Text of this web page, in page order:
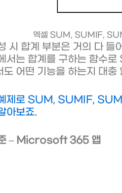
엑셀 SUM, SUMIF,
시 합계 부분은 거의 다 들
서는 합계를 구하는 함수
도 어떤 기능을 하는지 대충
제로 SUM, SUMIF,
아보죠.
– Microsoft 365 앱